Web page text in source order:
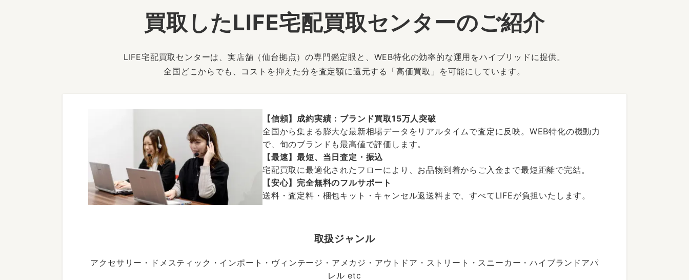
買取したLIFE宅配買取センターのご紹介
LIFE宅配買取センターは、実店舗（仙台拠点）の専門鑑定眼と、WEB特化の効率的な運用をハイブリッドに提供。
全国どこからでも、コストを抑えた分を査定額に還元する「高価買取」を可能にしています。
【信頼】成約実績：ブランド買取15万人突破
全国から集まる膨大な最新相場データをリアルタイムで査定に反映。WEB特化の機動力
で、旬のブランドも最高値で評価します。
【最速】最短、当日査定・振込
宅配買取に最適化されたフローにより、お品物到着からご入金まで最短距離で完結。
【安心】完全無料のフルサポート
送料・査定料・梱包キット・キャンセル返送料まで、すべてLIFEが負担いたします。
取扱ジャンル
アクセサリー・ドメスティック・インポート・ヴィンテージ・アメカジ・アウトドア・ストリート・スニーカー・ハイブランドアパ
レル etc